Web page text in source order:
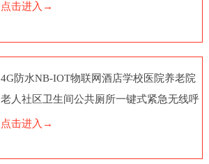
点击进入→
4G防水NB-IOT物联网酒店学校医院养老院
老人社区卫生间公共厕所一键式紧急无线呼
叫报警器按钮电话脑远程
点击进入→